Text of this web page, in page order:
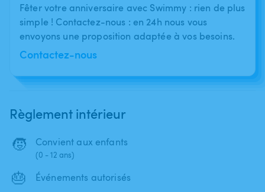
Fêter votre anniversaire avec Swimmy : rien de plus
simple ! Contactez-nous : en 24h nous vous
envoyons une proposition adaptée à vos besoins.
Contactez-nous
Règlement intérieur
🧒 Convient aux enfants
(0 - 12 ans)
🎂 Événements autorisés